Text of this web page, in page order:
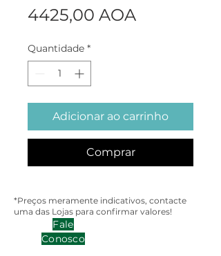
4425,00 AOA
Quantidade *
Adicionar ao carrinho
Comprar
*Preços meramente indicativos, contacte
uma das Lojas para confirmar valores!
Fale
Conosco